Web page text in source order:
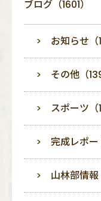
ブログ（1601）
お知らせ（
その他（
スポーツ（
完成レポー
山林部情報